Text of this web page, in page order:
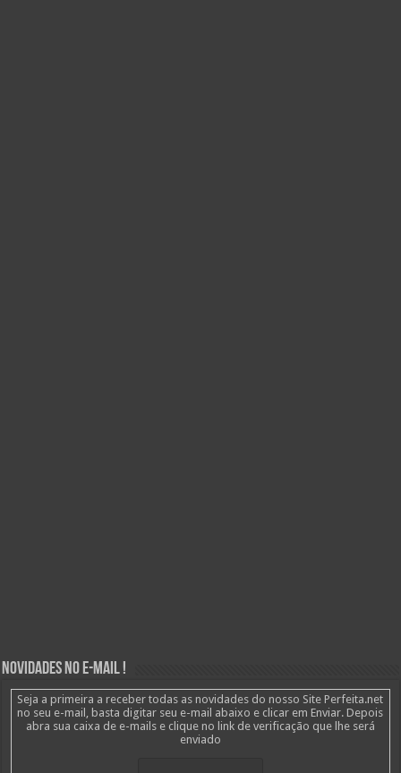
Novidades no E-mail !
Seja a primeira a receber todas as novidades do nosso Site Perfeita.net
no seu e-mail, basta digitar seu e-mail abaixo e clicar em Enviar. Depois
abra sua caixa de e-mails e clique no link de verificação que lhe será
enviado